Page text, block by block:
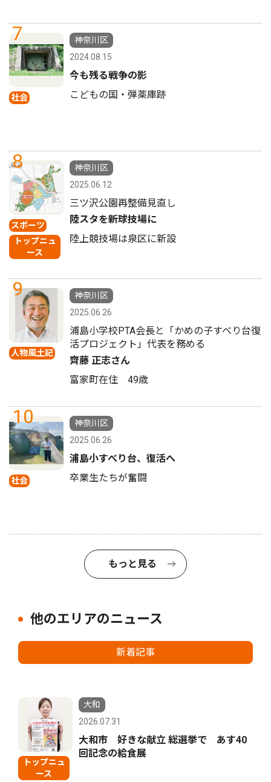
7
社会
神奈川区
2024.08.15
今も残る戦争の影
こどもの国・弾薬庫跡
8
スポーツ
トップニュ
ース
神奈川区
2025.06.12
三ツ沢公園再整備見直し
陸スタを新球技場に
陸上競技場は泉区に新設
9
人物風土記
神奈川区
2025.06.26
浦島小学校PTA会長と「かめの子すべり台復
活プロジェクト」代表を務める
齊藤 正志さん
富家町在住 49歳
10
社会
神奈川区
2025.06.26
浦島小すべり台、復活へ
卒業生たちが奮闘
もっと見る
他のエリアのニュース
新着記事
トップニュ
ース
大和
2026.07.31
大和市 好きな献立 総選挙で あす40
回記念の給食展